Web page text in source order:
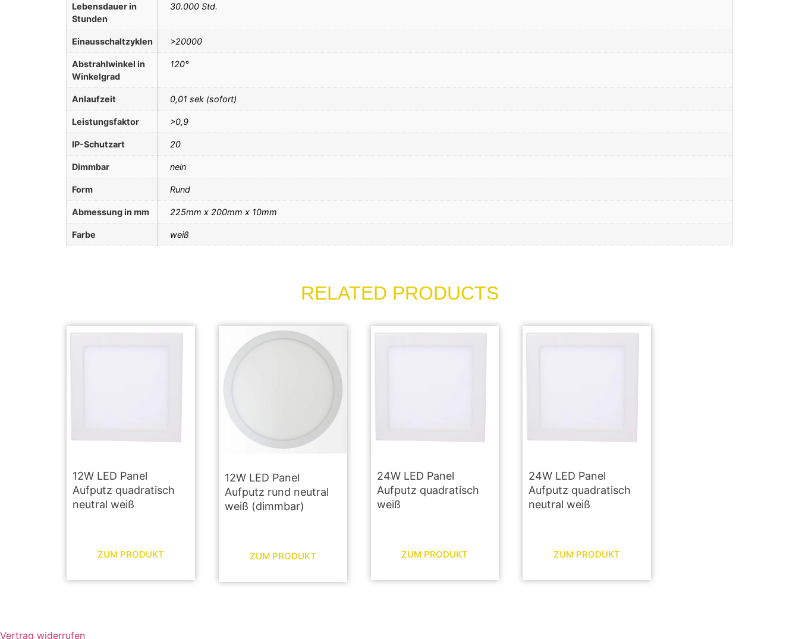
Lebensdauer in
Stunden
30.000 Std.
Einausschaltzyklen >20000
Abstrahlwinkel in
Winkelgrad
120°
Anlaufzeit 0,01 sek (sofort)
Leistungsfaktor >0,9
IP-Schutzart 20
Dimmbar nein
Form Rund
Abmessung in mm 225mm x 200mm x 10mm
Farbe weiß
RELATED PRODUCTS
12W LED Panel
Aufputz quadratisch
neutral weiß
ZUM PRODUKT
12W LED Panel
Aufputz rund neutral
weiß (dimmbar)
ZUM PRODUKT
24W LED Panel
Aufputz quadratisch
weiß
ZUM PRODUKT
24W LED Panel
Aufputz quadratisch
neutral weiß
ZUM PRODUKT
Vertrag widerrufen